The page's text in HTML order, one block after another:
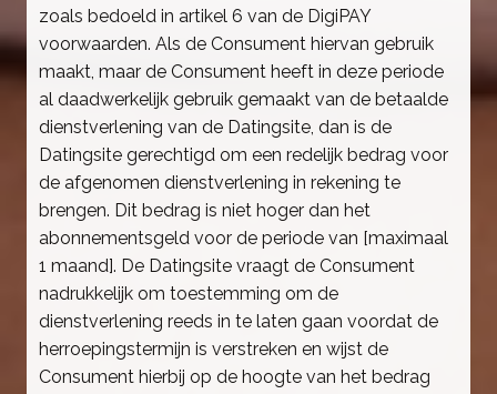
zoals bedoeld in artikel 6 van de DigiPAY
voorwaarden. Als de Consument hiervan gebruik
maakt, maar de Consument heeft in deze periode
al daadwerkelijk gebruik gemaakt van de betaalde
dienstverlening van de Datingsite, dan is de
Datingsite gerechtigd om een redelijk bedrag voor
de afgenomen dienstverlening in rekening te
brengen. Dit bedrag is niet hoger dan het
abonnementsgeld voor de periode van [maximaal
1 maand]. De Datingsite vraagt de Consument
nadrukkelijk om toestemming om de
dienstverlening reeds in te laten gaan voordat de
herroepingstermijn is verstreken en wijst de
Consument hierbij op de hoogte van het bedrag